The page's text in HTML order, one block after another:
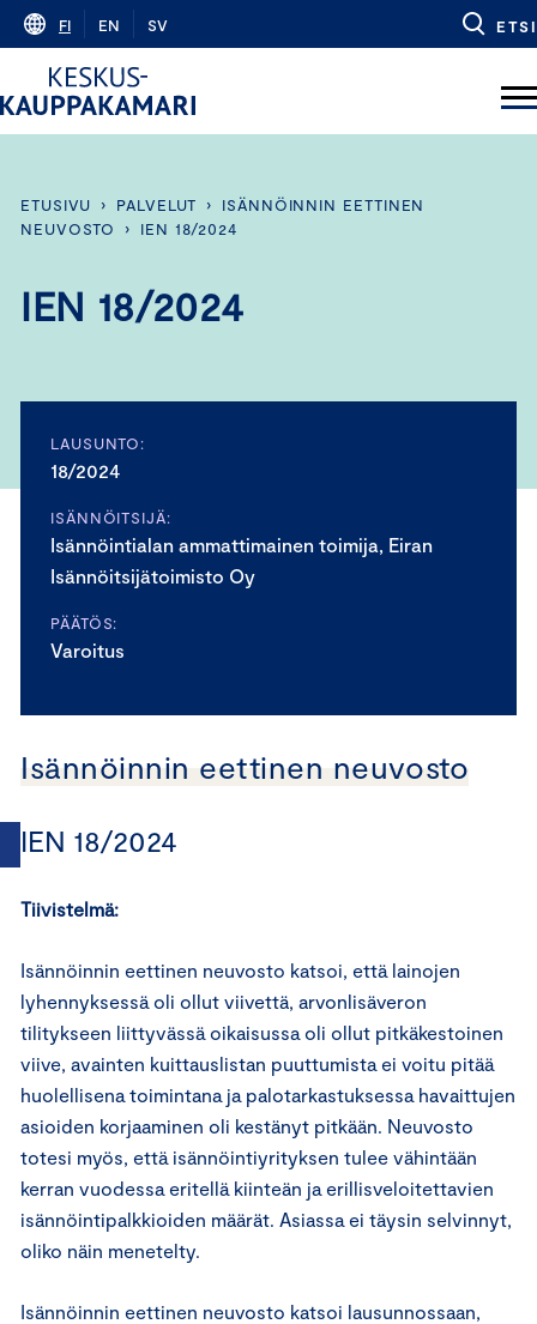
Skip
content
FI EN SV ETSI
ETUSIVU › PALVELUT ›
ISÄNNÖINNIN EETTINEN
NEUVOSTO
› IEN 18/2024
IEN 18/2024
LAUSUNTO:
18/2024
ISÄNNÖITSIJÄ:
Isännöintialan ammattimainen toimija, Eiran
Isännöitsijätoimisto Oy
PÄÄTÖS:
Varoitus
Isännöinnin eettinen neuvosto
IEN 18/2024
Tiivistelmä:
Isännöinnin eettinen neuvosto katsoi, että lainojen
lyhennyksessä oli ollut viivettä, arvonlisäveron
tilitykseen liittyvässä oikaisussa oli ollut pitkäkestoinen
viive, avainten kuittauslistan puuttumista ei voitu pitää
huolellisena toimintana ja palotarkastuksessa havaittujen
asioiden korjaaminen oli kestänyt pitkään. Neuvosto
totesi myös, että isännöintiyrityksen tulee vähintään
kerran vuodessa eritellä kiinteän ja erillisveloitettavien
isännöintipalkkioiden määrät. Asiassa ei täysin selvinnyt,
oliko näin menetelty.
Isännöinnin eettinen neuvosto katsoi lausunnossaan,